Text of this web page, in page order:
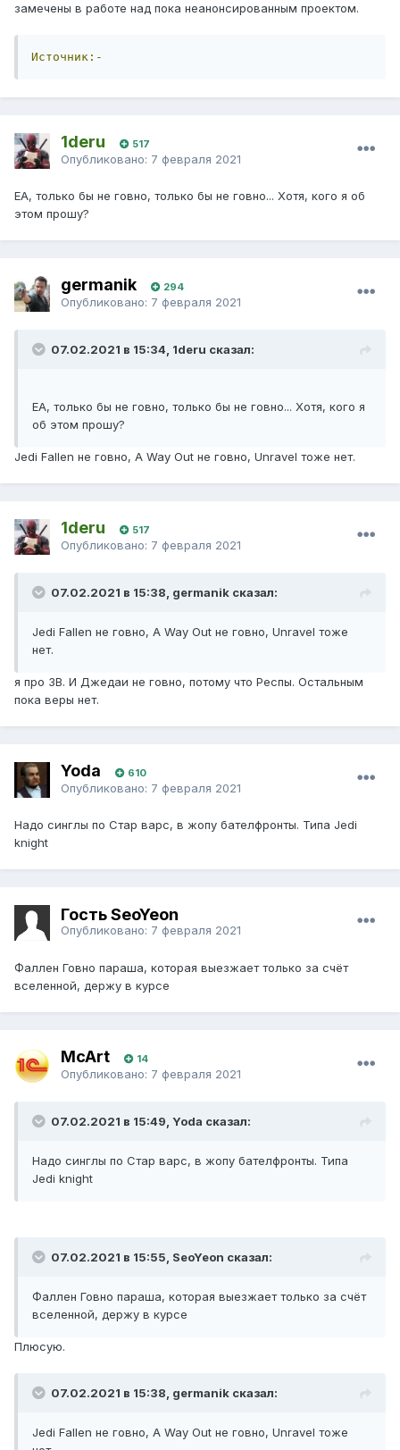
замечены в работе над пока неанонсированным проектом.
Источник:-
1deru 517
Опубликовано: 7 февраля 2021
ЕА, только бы не говно, только бы не говно... Хотя, кого я об
этом прошу?
germanik 294
Опубликовано: 7 февраля 2021
07.02.2021 в 15:34, 1deru сказал:
ЕА, только бы не говно, только бы не говно... Хотя, кого я
об этом прошу?
Jedi Fallen не говно, A Way Out не говно, Unravel тоже нет.
1deru 517
Опубликовано: 7 февраля 2021
07.02.2021 в 15:38, germanik сказал:
Jedi Fallen не говно, A Way Out не говно, Unravel тоже
нет.
я про ЗВ. И Джедаи не говно, потому что Респы. Остальным
пока веры нет.
Yoda 610
Опубликовано: 7 февраля 2021
Надо синглы по Стар варс, в жопу бателфронты. Типа Jedi
knight
Гость SeoYeon
Опубликовано: 7 февраля 2021
Фаллен Говно параша, которая выезжает только за счёт
вселенной, держу в курсе
McArt 14
Опубликовано: 7 февраля 2021
07.02.2021 в 15:49, Yoda сказал:
Надо синглы по Стар варс, в жопу бателфронты. Типа
Jedi knight
07.02.2021 в 15:55, SeoYeon сказал:
Фаллен Говно параша, которая выезжает только за счёт
вселенной, держу в курсе
Плюсую.
07.02.2021 в 15:38, germanik сказал:
Jedi Fallen не говно, A Way Out не говно, Unravel тоже